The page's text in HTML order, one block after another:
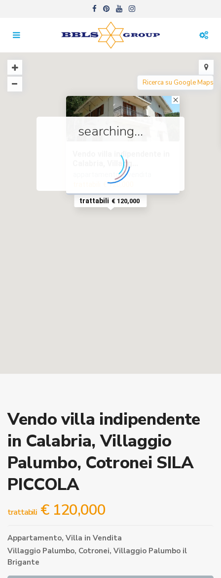
trattabili € 120,000
Vendo villa indipendente in
Calabria, Villagg...
appartamento in vendita
€ 120,000
searching...
Vendo villa indipendente
in Calabria, Villaggio
Palumbo, Cotronei SILA
PICCOLA
trattabili € 120,000
Appartamento, Villa in Vendita
Villaggio Palumbo, Cotronei, Villaggio Palumbo il
Brigante